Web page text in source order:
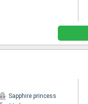
Sapphire princess